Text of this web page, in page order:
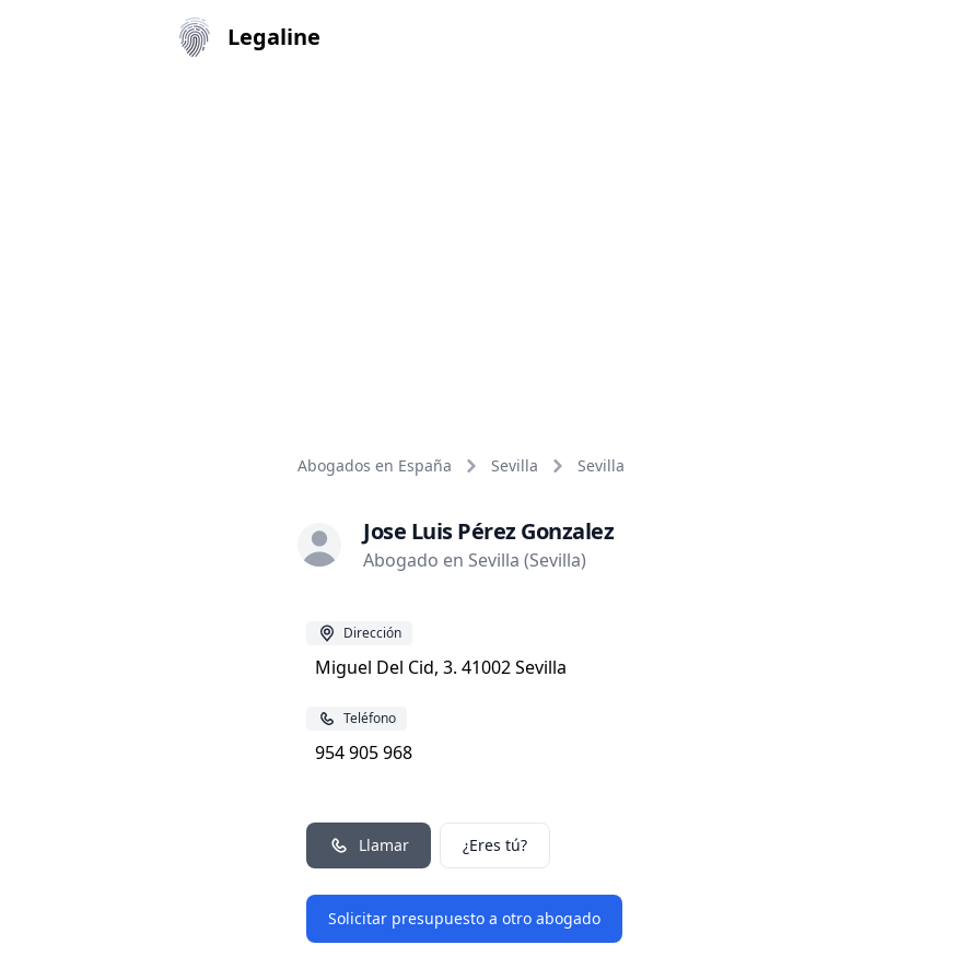
Legaline
Abogados en España Sevilla Sevilla
Jose Luis Pérez Gonzalez
Abogado en Sevilla (Sevilla)
Dirección
Miguel Del Cid, 3. 41002 Sevilla
Teléfono
954 905 968
Llamar ¿Eres tú?
Solicitar presupuesto a otro abogado